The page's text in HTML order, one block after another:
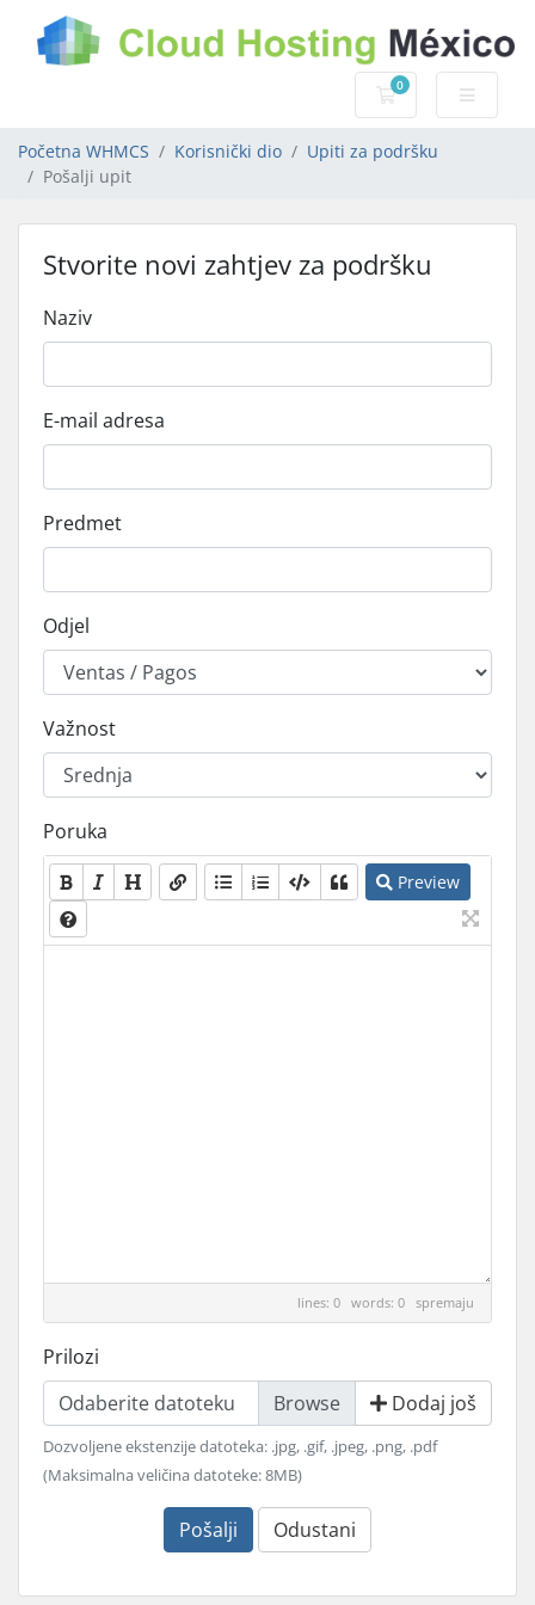
0
Košarica
Početna WHMCS Korisnički dio
Upiti za podršku
Pošalji upit
Stvorite novi zahtjev za podršku
Naziv
E-mail adresa
Predmet
Odjel
Važnost
Poruka
Preview
lines: 0 words: 0 spremaju
Prilozi
Odaberite datoteku
Dodaj još
Dozvoljene ekstenzije datoteka: .jpg, .gif, .jpeg, .png, .pdf
(Maksimalna veličina datoteke: 8MB)
Pošalji Odustani